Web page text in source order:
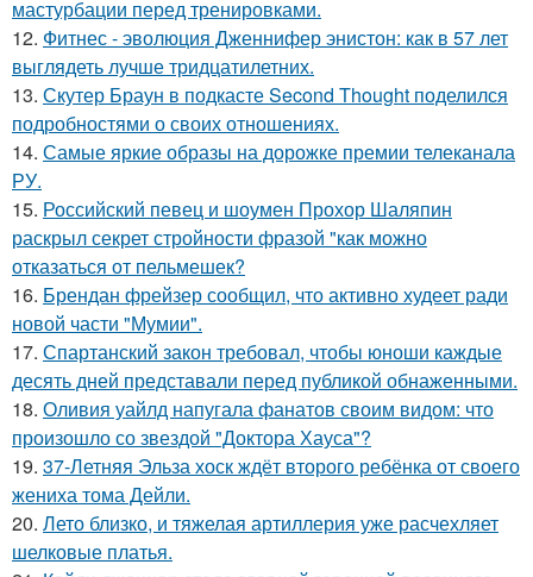
мастурбации перед тренировками.
12. Фитнес - эволюция Дженнифер энистон: как в 57 лет
выглядеть лучше тридцатилетних.
13. Скутер Браун в подкасте Second Thought поделился
подробностями о своих отношениях.
14. Самые яркие образы на дорожке премии телеканала
РУ.
15. Российский певец и шоумен Прохор Шаляпин
раскрыл секрет стройности фразой "как можно
отказаться от пельмешек?
16. Брендан фрейзер сообщил, что активно худеет ради
новой части "Мумии".
17. Спартанский закон требовал, чтобы юноши каждые
десять дней представали перед публикой обнаженными.
18. Оливия уайлд напугала фанатов своим видом: что
произошло со звездой "Доктора Хауса"?
19. 37-Летняя Эльза хоск ждёт второго ребёнка от своего
жениха тома Дейли.
20. Лето близко, и тяжелая артиллерия уже расчехляет
шелковые платья.